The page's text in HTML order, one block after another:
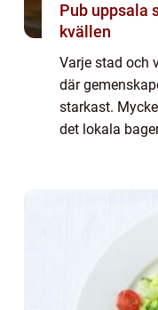
Pub uppsala så hittar du rätt ställe för
kvällen
Varje stad och
där
starkast.
det lokala